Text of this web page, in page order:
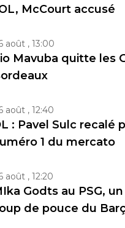
McCourt accusé
août , 13:00
Mavuba quitte les
août , 12:40
: Pavel Sulc recalé
1 du mercato
août , 12:20
Godts au PSG,
de pouce du